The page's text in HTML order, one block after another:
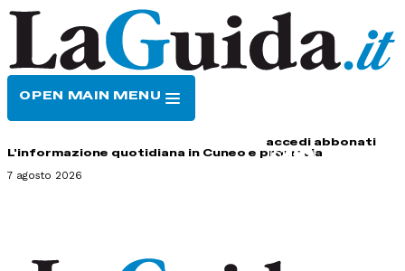
OPEN MAIN MENU
accedi abbonati
L'informazione quotidiana in Cuneo e provincia
7 agosto 2026